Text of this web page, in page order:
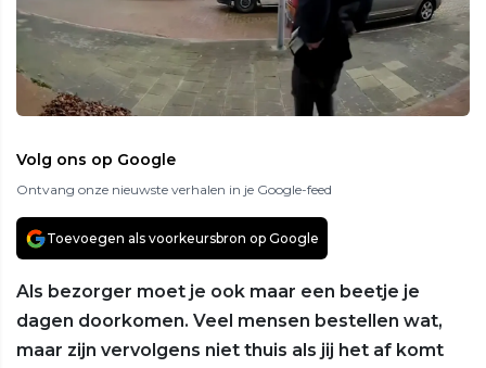
Volg ons op Google
Ontvang onze nieuwste verhalen in je Google-feed
Toevoegen als voorkeursbron op Google
Als bezorger moet je ook maar een beetje je
dagen doorkomen. Veel mensen bestellen wat,
maar zijn vervolgens niet thuis als jij het af komt